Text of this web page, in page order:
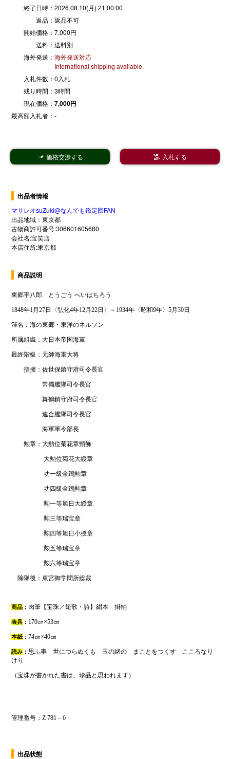
終了日時： 2026.08.10(月) 21:00:00
返品： 返品不可
開始価格： 7,000円
送料： 送料別
海外発送： 海外発送対応
International shipping available.
入札件数： 0入札
残り時間： 3時間
現在価格： 7,000円
最高額入札者： -
 価格交渉する  入札する
出品者情報
マサレオsuZuki@なんでも鑑定団FAN
出品地域：東京都
古物商許可番号:306601605680
会社名:宝笑店
本店住所:東京都
商品説明
出品状態